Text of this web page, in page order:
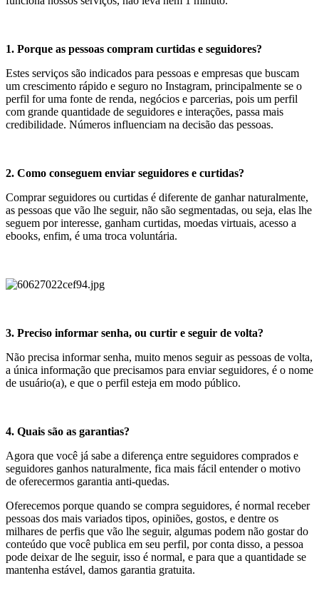
1. Porque as pessoas compram curtidas e seguidores?
Estes serviços são indicados para pessoas e empresas que buscam
um crescimento rápido e seguro no Instagram, principalmente se o
perfil for uma fonte de renda, negócios e parcerias, pois um perfil
com grande quantidade de seguidores e interações, passa mais
credibilidade. Números influenciam na decisão das pessoas.
2. Como conseguem enviar seguidores e curtidas?
Comprar seguidores ou curtidas é diferente de ganhar naturalmente,
as pessoas que vão lhe seguir, não são segmentadas, ou seja, elas lhe
seguem por interesse, ganham curtidas, moedas virtuais, acesso a
ebooks, enfim, é uma troca voluntária.
3. Preciso informar senha, ou curtir e seguir de volta?
Não precisa informar senha, muito menos seguir as pessoas de volta,
a única informação que precisamos para enviar seguidores, é o nome
de usuário(a), e que o perfil esteja em modo público.
4. Quais são as garantias?
Agora que você já sabe a diferença entre seguidores comprados e
seguidores ganhos naturalmente, fica mais fácil entender o motivo
de oferecermos garantia anti-quedas.
Oferecemos porque quando se compra seguidores, é normal receber
pessoas dos mais variados tipos, opiniões, gostos, e dentre os
milhares de perfis que vão lhe seguir, algumas podem não gostar do
conteúdo que você publica em seu perfil, por conta disso, a pessoa
pode deixar de lhe seguir, isso é normal, e para que a quantidade se
mantenha estável, damos garantia gratuita.